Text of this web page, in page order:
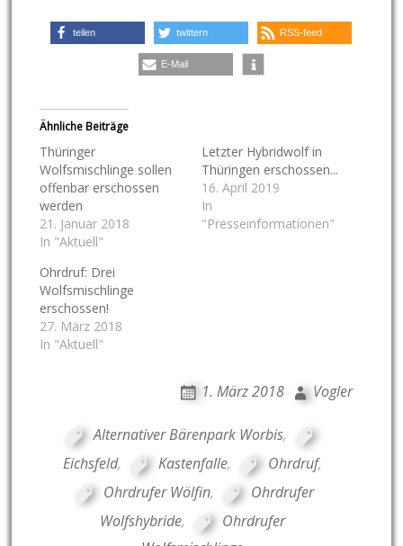
teilen twittern RSS-feed
E-Mail
Ähnliche Beiträge
Thüringer
Wolfsmischlinge sollen
offenbar erschossen
werden
21. Januar 2018
In "Aktuell"
Letzter Hybridwolf in
Thüringen erschossen...
16. April 2019
In
"Presseinformationen"
Ohrdruf: Drei
Wolfsmischlinge
erschossen!
27. März 2018
In "Aktuell"
1. März 2018 Vogler
Alternativer Bärenpark Worbis,
Eichsfeld, Kastenfalle, Ohrdruf,
Ohrdrufer Wölfin,
Ohrdrufer
Wolfshybride,
Ohrdrufer